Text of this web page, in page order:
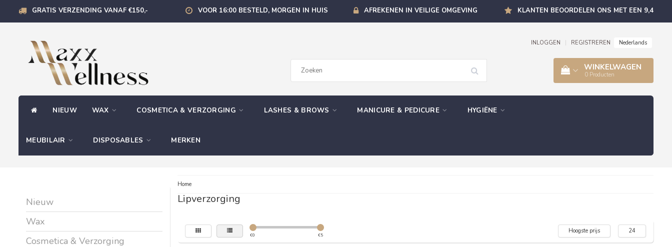
GRATIS VERZENDING VANAF €150,- VOOR 16:00 BESTELD, MORGEN IN HUIS AFREKENEN IN VEILIGE OMGEVING KLANTEN BEOORDELEN ONS MET EEN 9,4
INLOGGEN REGISTREREN Nederlands
WINKELWAGEN
0 Producten
NIEUW WAX COSMETICA & VERZORGING LASHES & BROWS MANICURE & PEDICURE HYGIËNE
MEUBILAIR DISPOSABLES MERKEN
Nieuw
Wax
Cosmetica & Verzorging
Home
Lipverzorging
€0 €5
Hoogste prijs 24